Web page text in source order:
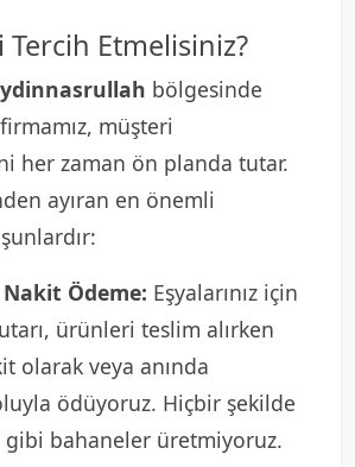
Tercih Etmelisiniz?
bölgesinde
müşteri
her zaman ön planda tutar.
ayıran en önemli
Ödeme: Eşyalarınız için
ürünleri teslim alırken
olarak veya anında
ödüyoruz. Hiçbir şekilde
gibi bahaneler üretmiyoruz.